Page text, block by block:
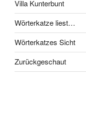
Villa Kunterbunt
Wörterkatze liest…
Wörterkatzes Sicht
Zurückgeschaut